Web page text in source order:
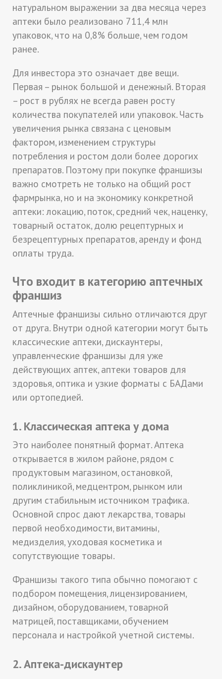
натуральном выражении за два месяца через
аптеки было реализовано 711,4 млн
упаковок, что на 0,8% больше, чем годом
ранее.
Для инвестора это означает две вещи.
Первая – рынок большой и денежный. Вторая
– рост в рублях не всегда равен росту
количества покупателей или упаковок. Часть
увеличения рынка связана с ценовым
фактором, изменением структуры
потребления и ростом доли более дорогих
препаратов. Поэтому при покупке франшизы
важно смотреть не только на общий рост
фармрынка, но и на экономику конкретной
аптеки: локацию, поток, средний чек, наценку,
товарный остаток, долю рецептурных и
безрецептурных препаратов, аренду и фонд
оплаты труда.
Что входит в категорию аптечных
франшиз
Аптечные франшизы сильно отличаются друг
от друга. Внутри одной категории могут быть
классические аптеки, дискаунтеры,
управленческие франшизы для уже
действующих аптек, аптеки товаров для
здоровья, оптика и узкие форматы с БАДами
или ортопедией.
1. Классическая аптека у дома
Это наиболее понятный формат. Аптека
открывается в жилом районе, рядом с
продуктовым магазином, остановкой,
поликлиникой, медцентром, рынком или
другим стабильным источником трафика.
Основной спрос дают лекарства, товары
первой необходимости, витамины,
медизделия, уходовая косметика и
сопутствующие товары.
Франшизы такого типа обычно помогают с
подбором помещения, лицензированием,
дизайном, оборудованием, товарной
матрицей, поставщиками, обучением
персонала и настройкой учетной системы.
2. Аптека-дискаунтер